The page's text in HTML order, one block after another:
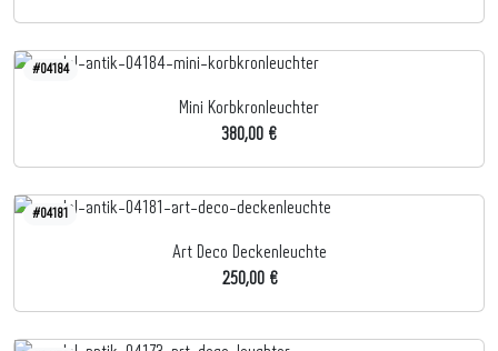
#04184
Mini Korbkronleuchter
380,00 €
#04181
Art Deco Deckenleuchte
250,00 €